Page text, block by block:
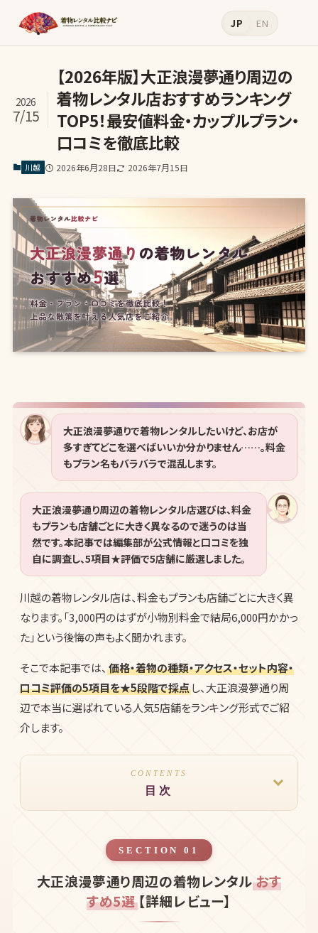
JP EN
【2026年版】大正浪漫夢通り周辺の
着物レンタル店おすすめランキング
TOP5！最安値料金・カップルプラン・
口コミを徹底比較
2026
7/15
川越 2026年6月28日 2026年7月15日
大正浪漫夢通りで着物レンタルしたいけど、お店が
多すぎてどこを選べばいいか分かりません……。料金
もプラン名もバラバラで混乱します。
大正浪漫夢通り周辺の着物レンタル店選びは、料金
もプランも店舗ごとに大きく異なるので迷うのは当
然です。本記事では編集部が公式情報と口コミを独
自に調査し、5項目★評価で5店舗に厳選しました。
川越の着物レンタル店は、料金もプランも店舗ごとに大きく異
なります。「3,000円のはずが小物別料金で結局6,000円かかっ
た」という後悔の声もよく聞かれます。
そこで本記事では、 価格・着物の種類・アクセス・セット内容・
口コミ評価の5項目を★5段階で採点し、大正浪漫夢通り周
辺で本当に選ばれている人気5店舗をランキング形式でご紹
介します。
CONTENTS
目次
SECTION 01
大正浪漫夢通り周辺の着物レンタルおす
すめ5選 【詳細レビュー】